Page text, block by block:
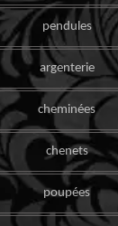
pendules
argenterie
cheminées
chenets
poupées